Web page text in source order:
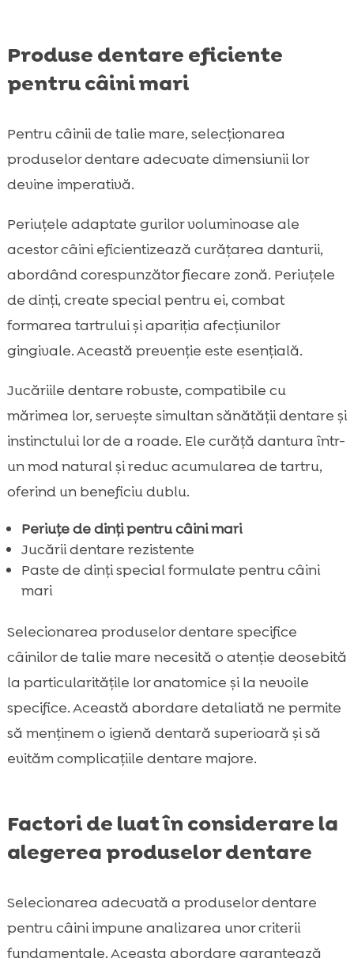
Produse dentare eficiente
pentru câini mari
Pentru câinii de talie mare, selecționarea
produselor dentare adecvate dimensiunii lor
devine imperativă.
Periuțele adaptate gurilor voluminoase ale
acestor câini eficientizează curățarea danturii,
abordând corespunzător fiecare zonă. Periuțele
de dinți, create special pentru ei, combat
formarea tartrului și apariția afecțiunilor
gingivale. Această prevenție este esențială.
Jucăriile dentare robuste, compatibile cu
mărimea lor, servește simultan sănătății dentare și
instinctului lor de a roade. Ele curăță dantura într-
un mod natural și reduc acumularea de tartru,
oferind un beneficiu dublu.
Periuțe de dinți pentru câini mari
Jucării dentare rezistente
Paste de dinți special formulate pentru câini
mari
Selecionarea produselor dentare specifice
câinilor de talie mare necesită o atenție deosebită
la particularitățile lor anatomice și la nevoile
specifice. Această abordare detaliată ne permite
să menținem o igienă dentară superioară și să
evităm complicațiile dentare majore.
Factori de luat în considerare la
alegerea produselor dentare
Selecionarea adecvată a produselor dentare
pentru câini impune analizarea unor criterii
fundamentale. Aceasta abordare garantează